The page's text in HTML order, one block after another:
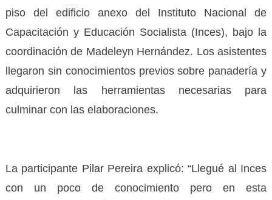
piso del edificio anexo del Instituto Nacional de
Capacitación y Educación Socialista (Inces), bajo la
coordinación de Madeleyn Hernández. Los asistentes
llegaron sin conocimientos previos sobre panadería y
adquirieron las herramientas necesarias para
culminar con las elaboraciones.
La participante Pilar Pereira explicó: “Llegué al Inces
con un poco de conocimiento pero en esta